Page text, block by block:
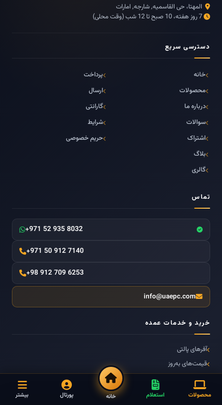
المهتا، حی القاسمیه, شارجه, امارات
7 روز هفته، 10 صبح تا 12 شب (وقت محلی)
دسترسی سریع
خانه
محصولات
درباره ما
سوالات
اشتراک
بلاگ
گالری
پرداخت
ارسال
گارانتی
شرایط
حریم خصوصی
تماس
+971 52 935 8032
+971 50 912 7140
+98 912 709 6253
info@uaepc.com
خرید و خدمات عمده
آفرهای پالتی
قیمت‌های به‌روز
استعلام قیمت عمده
ثبت سفارش عمده
محصولات استعلام خانه پورتال بیشتر